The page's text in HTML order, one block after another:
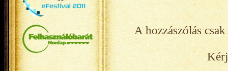
A hozzászólás